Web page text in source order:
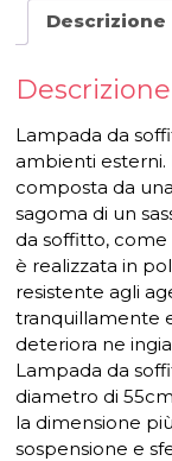
Descrizione
Descrizione
Lampada da
ambienti
composta da
sagoma di un
da soffitto, come
è realizzata in
resistente agli
tranquillamente
deteriora ne
Lampada da
diametro di
la dimensione
sospensione e